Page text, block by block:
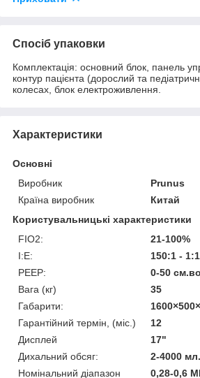
Спосіб упаковки
Комплектація: основний блок, панель
контур пацієнта (дорослий та
колесах, блок електроживлення.
Характеристики
Основні
Виробник
Prunus
Країна виробник
Китай
Користувальницькі характеристики
FIO2:
21-100%
I:Е:
150:1 -
PEEP:
0-50
Вага (кг)
35
Габарити:
Гарантійний термін, (міс.)
12
Дисплей
17"
Дихальний обсяг:
2-4000 мл.
Номінальний діапазон
0,28-0,6